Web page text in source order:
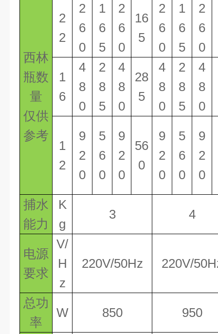
西林
瓶数
量
仅供
参考
2
2
2
6
0
1
6
5
2
6
0
16
5
2
6
0
1
6
5
2
6
0
1
6
4
8
0
2
8
5
4
8
0
28
5
4
8
0
2
8
5
4
8
0
1
2
9
2
0
5
6
0
9
2
0
56
0
9
2
0
5
6
0
9
2
0
捕水
能力
K
g
3 4
电源
要求
V/
H
z
220V/50Hz 220V/
总功
率
W 850 950